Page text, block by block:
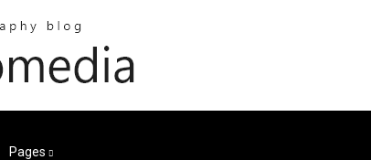
Pages